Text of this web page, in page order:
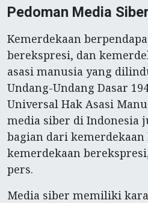
Pedoman Media Siber
Kemerdekaan
berekspresi, dan
asasi manusia yang
Undang-Undang Dasar
Universal Hak Asasi
media siber di Indonesia
bagian dari kemerdekaan
kemerdekaan
pers.
Media siber memiliki